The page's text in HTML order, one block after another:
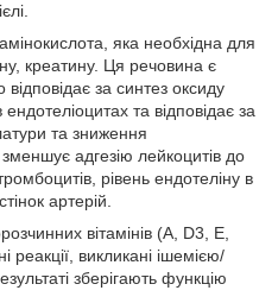
яка необхідна для
креатину. Ця речовина є
за синтез оксиду
та відповідає за
та зниження
зменшує адгезію лейкоцитів до
рівень ендотеліну в
артерій.
вітамінів (А, D3, Е,
реакції, викликані ішемією/
зберігають функцію